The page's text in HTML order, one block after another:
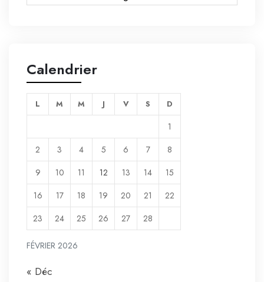
Calendrier
FÉVRIER 2026
L M M J V S D
1
2
3 4 5 6 7
8
9
10 11 12 13 14
15
16
17 18 19 20 21
22
23
24 25 26 27 28
« Déc